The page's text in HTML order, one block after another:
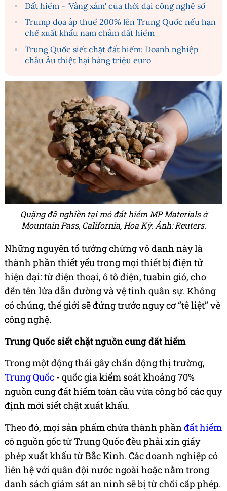
Đất hiếm - 'Vàng xám' của thời đại công nghệ số
Trump dọa áp thuế 200% lên Trung Quốc nếu hạn
chế xuất khẩu nam châm đất hiếm
Trung Quốc siết chặt đất hiếm: Doanh nghiệp
châu Âu thiệt hại hàng triệu euro
Quặng đã nghiền tại mỏ đất hiếm MP Materials ở
Mountain Pass, California, Hoa Kỳ. Ảnh: Reuters.
Những nguyên tố tưởng chừng vô danh này là
thành phần thiết yếu trong mọi thiết bị điện tử
hiện đại: từ điện thoại, ô tô điện, tuabin gió, cho
đến tên lửa dẫn đường và vệ tinh quân sự. Không
có chúng, thế giới sẽ đứng trước nguy cơ “tê liệt” về
công nghệ.
Trung Quốc siết chặt nguồn cung đất hiếm
Trong một động thái gây chấn động thị trường,
Trung Quốc - quốc gia kiểm soát khoảng 70%
nguồn cung đất hiếm toàn cầu vừa công bố các quy
định mới siết chặt xuất khẩu.
Theo đó, mọi sản phẩm chứa thành phầnđất hiếm
có nguồn gốc từ Trung Quốc đều phải xin giấy
phép xuất khẩu từ Bắc Kinh. Các doanh nghiệp có
liên hệ với quân đội nước ngoài hoặc nằm trong
danh sách giám sát an ninh sẽ bị từ chối cấp phép.